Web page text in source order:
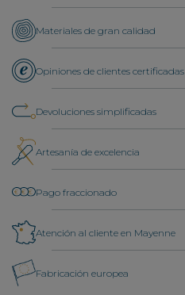
Materiales de gran calidad
Opiniones de clientes certificadas
Devoluciones simplificadas
Artesanía de excelencia
Pago fraccionado
Atención al cliente en Mayenne
Fabricación europea